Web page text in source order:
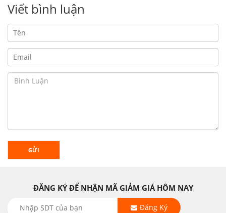
Viết bình luận
GỬI
ĐĂNG KÝ ĐỂ NHẬN MÃ GIẢM GIÁ HÔM NAY
Đăng Ký